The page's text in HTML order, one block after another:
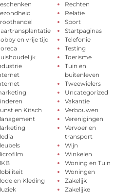
en vrije tijd
en Kitsch
en Kleding
Rechten
Relatie
Sport
Startpaginas
Telefonie
Testing
Toerisme
Tuin en
buitenleven
Tweewielers
Uncategorized
Vakantie
Verbouwen
Verenigingen
Vervoer en
transport
Wijn
Winkelen
Woning en Tuin
Woningen
Zakelijk
Zakelijke